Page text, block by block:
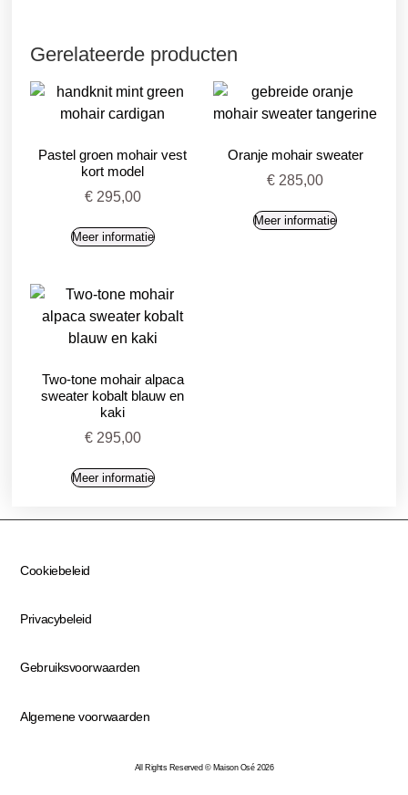
Gerelateerde producten
Pastel groen mohair vest
kort model
€295,00
Meer informatie
Oranje mohair sweater
€ 285,00
Meer informatie
Two-tone mohair alpaca
sweater kobalt blauw en
kaki
€295,00
Meer informatie
Cookiebeleid
Privacybeleid
Gebruiksvoorwaarden
Algemene voorwaarden
All Rights Reserved © Maison Osé 2026